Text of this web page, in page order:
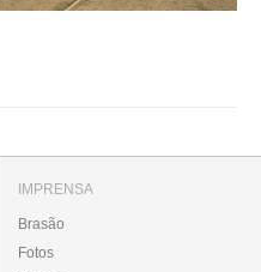
IMPRENSA
Brasão
Fotos